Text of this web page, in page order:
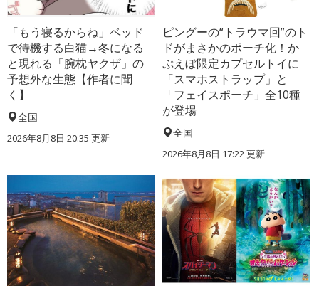
「もう寝るからね」ベッド
で待機する白猫→冬になる
と現れる「腕枕ヤクザ」の
予想外な生態【作者に聞
く】
全国
2026年8月8日 20:35 更新
ピングーの“トラウマ回”のト
ドがまさかのポーチ化！か
ぷえぼ限定カプセルトイに
「スマホストラップ」と
「フェイスポーチ」全10種
が登場
全国
2026年8月8日 17:22更新